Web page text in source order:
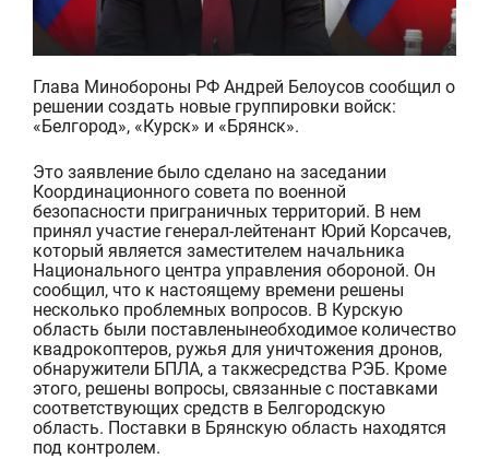
Глава Минобороны РФ Андрей Белоусов сообщил о
решении создать новые группировки войск:
«Белгород», «Курск» и «Брянск».
Это заявление было сделано на заседании
Координационного совета по военной
безопасности приграничных территорий. В нем
принял участие генерал-лейтенант Юрий Корсачев,
который является заместителем начальника
Национального центра управления обороной. Он
сообщил, что к настоящему времени решены
несколько проблемных вопросов. В Курскую
область были поставленынеобходимоеколичество
квадрокоптеров, ружья для уничтожения дронов,
обнаружители БПЛА, а такжесредства РЭБ. Кроме
этого,решены вопросы, связанные с поставками
соответствующих средств в Белгородскую
область. Поставки в Брянскую область находятся
под контролем.